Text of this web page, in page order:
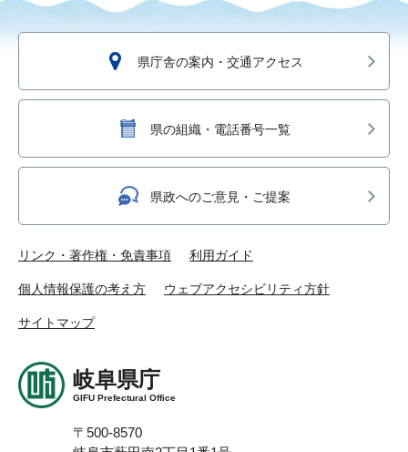
県庁舎の案内・交通アクセス
県の組織・電話番号一覧
県政へのご意見・ご提案
リンク・著作権・免責事項 利用ガイド
個人情報保護の考え方 ウェブアクセシビリティ方針
サイトマップ
岐阜県庁
GIFU Prefectural Office
〒500-8570